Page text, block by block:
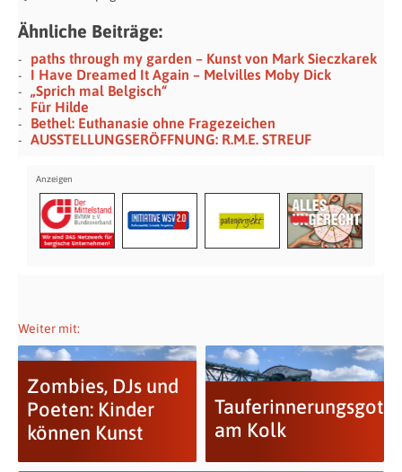
Ähnliche Beiträge:
paths through my garden – Kunst von Mark Sieczkarek
I Have Dreamed It Again – Melvilles Moby Dick
„Sprich mal Belgisch“
Für Hilde
Bethel: Euthanasie ohne Fragezeichen
AUSSTELLUNGSERÖFFNUNG: R.M.E. STREUF
Weiter mit:
Zombies, DJs und
Poeten: Kinder
können Kunst
am Kolk